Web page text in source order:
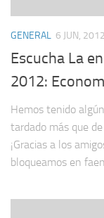
GENERAL 6 JUN, 2012
Escucha La
2012:
Hemos tenido
tardado más que
¡Gracias a los
bloqueamos en